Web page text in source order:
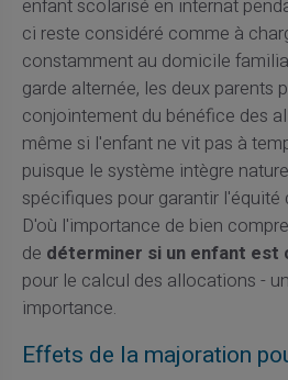
enfant scolarisé en internat
ci reste considéré comme à
constamment au domicile
garde alternée, les deux parents
conjointement du bénéfice des
même si l'enfant ne vit pas à
puisque le système intègre
spécifiques pour garantir l'équité
D'où l'importance de bien
de déterminer si un enfant est
pour le calcul des allocations -
importance.
Effets de la majoration